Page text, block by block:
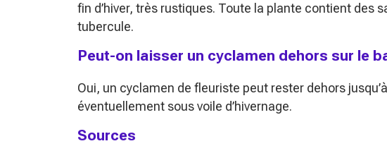
fin d’hiver, très rustiques. Toute la plante contient des
tubercule.
Peut-on laisser un cyclamen dehors sur le
Oui, un cyclamen de fleuriste peut rester dehors
éventuellement sous voile d’hivernage.
Sources